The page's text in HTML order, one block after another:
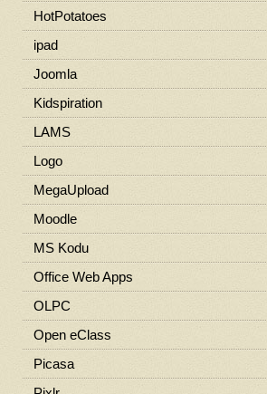
HotPotatoes
ipad
Joomla
Kidspiration
LAMS
Logo
MegaUpload
Moodle
MS Kodu
Office Web Apps
OLPC
Open eClass
Picasa